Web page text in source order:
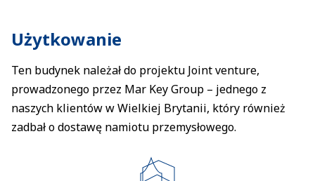
Użytkowanie
Ten budynek należał do projektu Joint venture,
prowadzonego przez Mar Key Group – jednego z
naszych klientów w Wielkiej Brytanii, który również
zadbał o dostawę namiotu przemysłowego.